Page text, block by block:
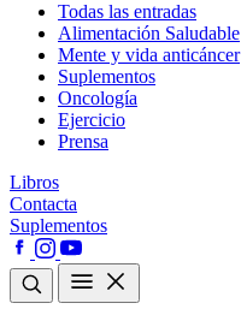
Todas las entradas
Alimentación Saludable
Mente y vida anticáncer
Suplementos
Oncología
Ejercicio
Prensa
Libros
Contacta
Suplementos